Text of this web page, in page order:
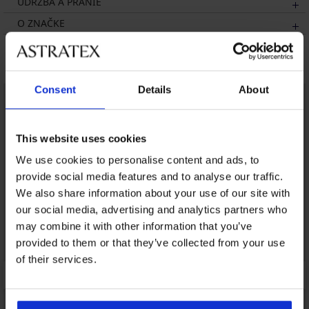
Consent Details About
This website uses cookies
We use cookies to personalise content and ads, to
provide social media features and to analyse our traffic.
We also share information about your use of our site with
our social media, advertising and analytics partners who
may combine it with other information that you’ve
provided to them or that they’ve collected from your use
of their services.
O ZNAČKE
Mohlo by sa vám páčiť
LIMITED